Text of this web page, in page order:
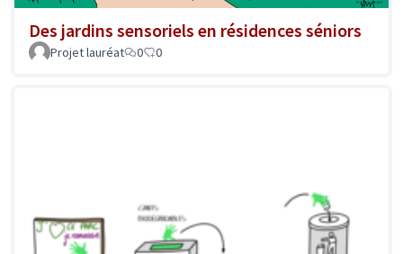
Des jardins sensoriels en résidences séniors
Projet lauréat 0 0